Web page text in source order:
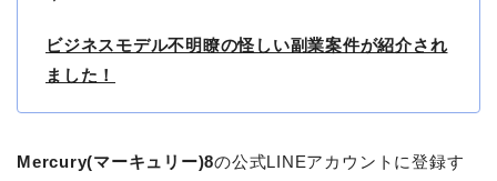
ビジネスモデル不明瞭の怪しい副業案件が紹介され
ました！
Mercury(マーキュリー)8の公式LINEアカウントに登録す